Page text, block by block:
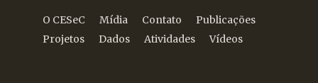
O CESeC Mídia Contato
Publicações
Projetos
Dados Atividades Vídeos